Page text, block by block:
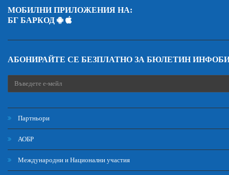
МОБИЛНИ ПРИЛОЖЕНИЯ НА:
БГ БАРКОД
АБОНИРАЙТЕ СЕ БЕЗПЛАТНО ЗА БЮЛЕТИН
Партньори
АОБР
Международни и Национални участия